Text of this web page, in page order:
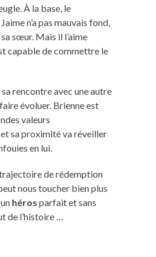
À la base, le
n’a pas mauvais fond,
sœur. Mais il l’aime
capable de commettre le
rencontre avec une autre
évoluer. Brienne est
valeurs
sa proximité va réveiller
en lui.
de rédemption
nous toucher bien plus
héros parfait et sans
de l’histoire …